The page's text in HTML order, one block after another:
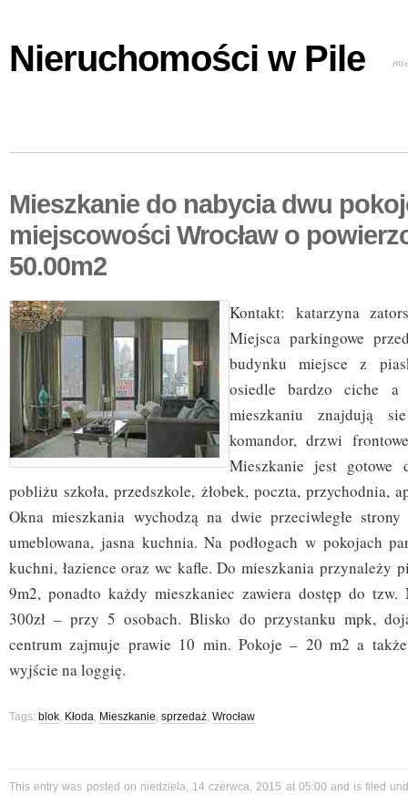
Nieruchomości w Pile
Mieszkanie do nabycia dwu
miejscowości Wrocław o
50.00m2
Kontakt: katarzyna
Miejsca parkingowe
budynku miejsce z
osiedle bardzo ciche a
mieszkaniu znajdują
komandor, drzwi
Mieszkanie jest gotowe
pobliżu szkoła, przedszkole, żłobek, poczta, przychodnia,
Okna mieszkania wychodzą na dwie przeciwległe
umeblowana, jasna kuchnia. Na podłogach w pokojach
kuchni, łazience oraz wc kafle. Do mieszkania przynależy
9m2, ponadto każdy mieszkaniec zawiera dostęp do
300zł – przy 5 osobach. Blisko do przystanku mpk,
centrum zajmuje prawie 10 min. Pokoje – 20 m2 a
wyjście na loggię.
Tags: blok, Kłoda, Mieszkanie, sprzedaż, Wrocław
This entry was posted on niedziela, 14 czerwca, 2015 at 05:00 and is filed